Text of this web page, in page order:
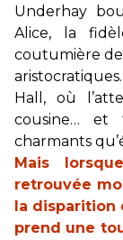
Underhay
Alice, la
coutumière
Hall, où
cousine… et
charmants
Mais
retrouvée
la
prend une